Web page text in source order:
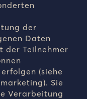
der
Daten
der Teilnehmer
(siehe
Sie
Verarbeitung